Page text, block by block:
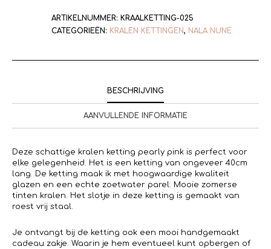
ARTIKELNUMMER: KRAALKETTING-025
CATEGORIEËN: KRALEN KETTINGEN, NALA NUNE
BESCHRIJVING
AANVULLENDE INFORMATIE
Deze schattige kralen ketting pearly pink is perfect voor
elke gelegenheid. Het is een ketting van ongeveer 40cm
lang. De ketting maak ik met hoogwaardige kwaliteit
glazen en een echte zoetwater parel. Mooie zomerse
tinten kralen. Het slotje in deze ketting is gemaakt van
roest vrij staal.
Je ontvangt bij de ketting ook een mooi handgemaakt
cadeau zakje. Waarin je hem eventueel kunt opbergen of